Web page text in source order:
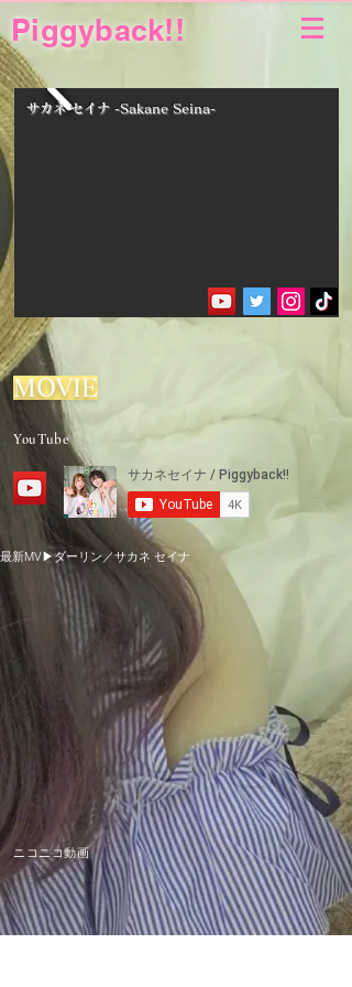
Piggyback!!
​サカネ セイナ -Sakane Seina-
​MOVIE
YouTube
最新MV▶ダーリン／サカネ セイナ
​ニコニコ動画